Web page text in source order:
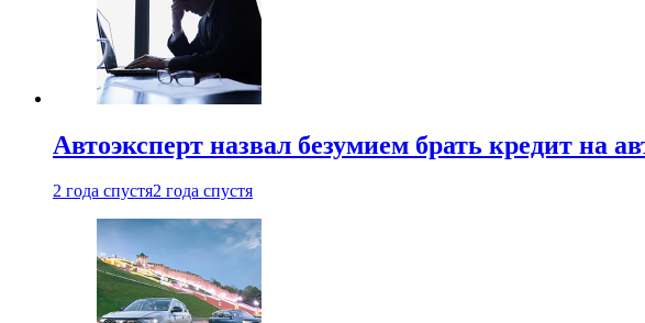
Автоэксперт назвал безумием брать кредит на
2 года спустя2 года спустя